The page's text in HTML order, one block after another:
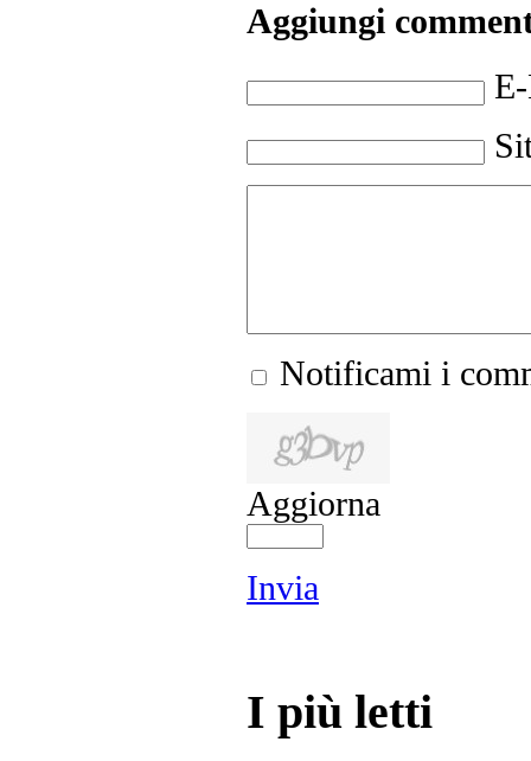
Aggiungi
Notificami i
Aggiorna
Invia
I più letti